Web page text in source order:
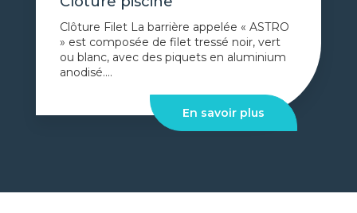
Clôture Filet La barrière appelée « ASTRO
» est composée de filet tressé noir, vert
ou blanc, avec des piquets en aluminium
anodisé....
En savoir plus